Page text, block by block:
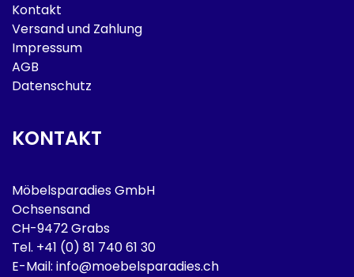
Kontakt
Versand und Zahlung
Impressum
AGB
Datenschutz
KONTAKT
Möbelsparadies GmbH
Ochsensand
CH-9472 Grabs
Tel. +41 (0) 81 740 61 30
E-Mail: info@moebelsparadies.ch